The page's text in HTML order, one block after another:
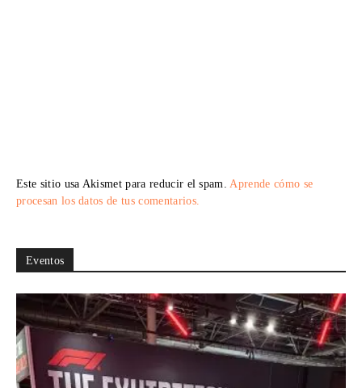
Este sitio usa Akismet para reducir el spam.Aprende cómo se
procesan los datos de tus comentarios.
Eventos